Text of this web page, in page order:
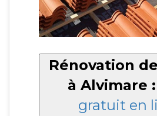
Rénovation
à Alvimare :
gratuit en